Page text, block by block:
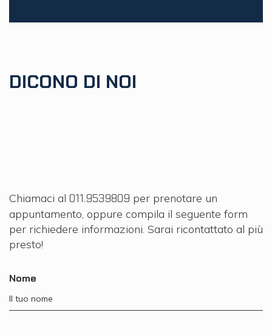
DICONO DI NOI
RICHIEDI INFORMAZIONI
Chiamaci al 011.9539809 per prenotare un
appuntamento, oppure compila il seguente form
per richiedere informazioni. Sarai ricontattato al più
presto!
Nome